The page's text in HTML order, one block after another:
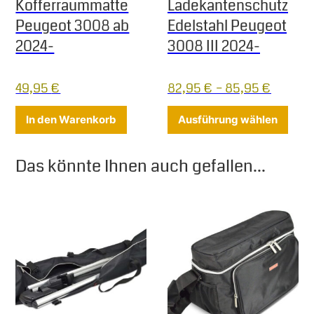
Kofferraummatte
Peugeot 3008 ab
2024-
49,95€
In den Warenkorb
Ladekantenschutz
Edelstahl Peugeot
3008 III 2024-
82,95€ –85,95€
Ausführung wählen
Das könnte Ihnen auch gefallen...